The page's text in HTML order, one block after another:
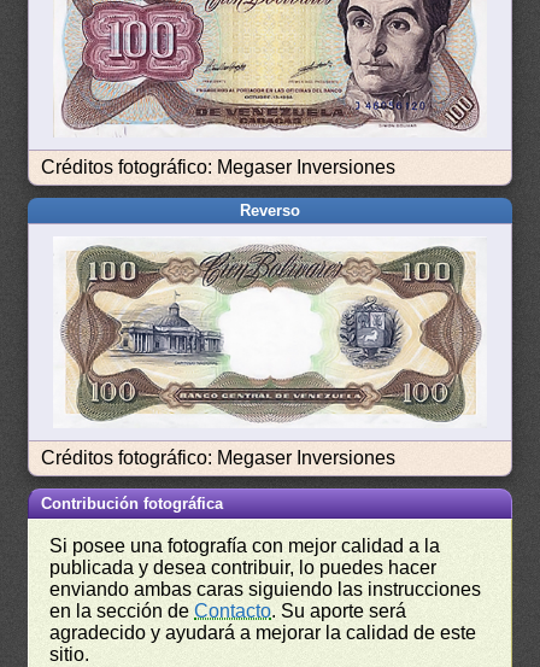
Créditos fotográfico: Megaser Inversiones
Reverso
Créditos fotográfico: Megaser Inversiones
Contribución fotográfica
Si posee una fotografía con mejor calidad a la
publicada y desea contribuir, lo puedes hacer
enviando ambas caras siguiendo las instrucciones
en la sección deContacto. Su aporte será
agradecido y ayudará a mejorar la calidad de este
sitio.